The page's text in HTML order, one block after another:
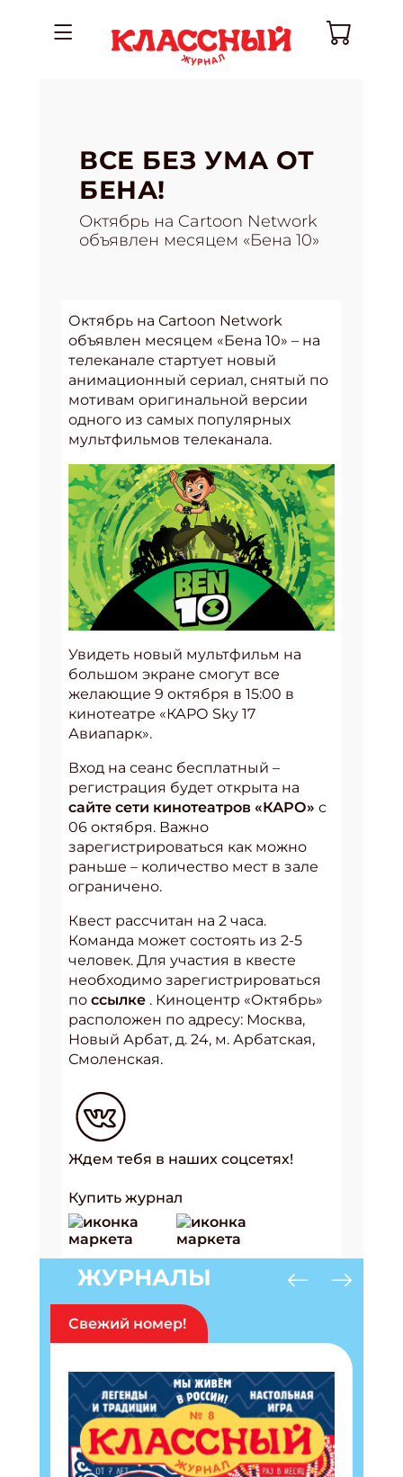
ВСЕ БЕЗ УМА ОТ
БЕНА!
Октябрь на Cartoon Network
объявлен месяцем «Бена 10»
Октябрь на Cartoon Network
объявлен месяцем «Бена 10» – на
телеканале стартует новый
анимационный сериал, снятый по
мотивам оригинальной версии
одного из самых популярных
мультфильмов телеканала.
Увидеть новый мультфильм на
большом экране смогут все
желающие 9 октября в 15:00 в
кинотеатре «КАРО Sky 17
Авиапарк».
Вход на сеанс бесплатный –
регистрация будет открыта на
сайте сети кинотеатров «КАРО» с
06 октября. Важно
зарегистрироваться как можно
раньше – количество мест в зале
ограничено.
Квест рассчитан на 2 часа.
Команда может состоять из 2-5
человек. Для участия в квесте
необходимо зарегистрироваться
по ссылке . Киноцентр «Октябрь»
расположен по адресу: Москва,
Новый Арбат, д. 24, м. Арбатская,
Смоленская.
Ждем тебя в наших соцсетях!
Купить журнал
ЖУРНАЛЫ
Свежий номер!